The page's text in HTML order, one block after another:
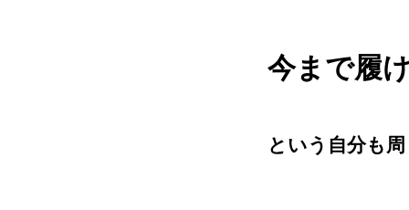
今まで履
という自分も